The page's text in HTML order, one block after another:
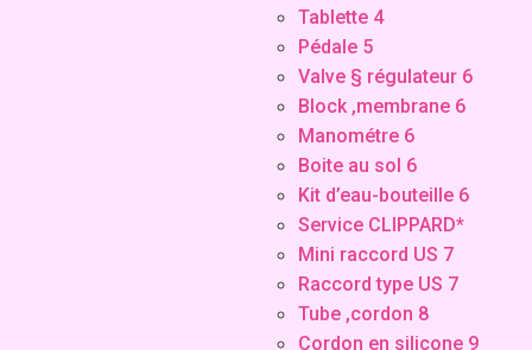
Tablette 4
Pédale 5
Valve § régulateur 6
Block ,membrane 6
Manométre 6
Boite au sol 6
Kit d’eau-bouteille 6
Service CLIPPARD*
Mini raccord US 7
Raccord type US 7
Tube ,cordon 8
Cordon en silicone 9